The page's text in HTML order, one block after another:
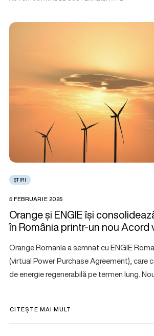
ȘTIRI
5 FEBRUARIE 2025
Orange și ENGIE își
în România printr-un nou Acord
Orange Romania a semnat cu ENGIE
(virtual Power Purchase Agreement), care
de energie regenerabilă pe termen lung.
CITEȘTE MAI MULT